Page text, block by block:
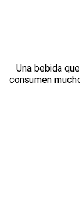
Una bebida
consumen